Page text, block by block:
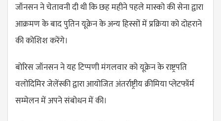
जॉनसन ने चेतावनी दी थी कि छह महीने पहले मास्को की सेना द्वारा
आक्रमण के बाद पुतिन यूक्रेन के अन्य हिस्सों में प्रक्रिया को दोहराने
की कोशिश करेंगे।
बोरिस जॉनसन ने यह टिप्पणी मंगलवार को यूक्रेन के राष्ट्रपति
वलोदिमिर जेलेंस्की द्वारा आयोजित अंतर्राष्ट्रीय क्रीमिया प्लेटफॉर्म
सम्मेलन में अपने संबोधन में की।